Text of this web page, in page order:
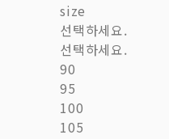
size
선택하세요.
선택하세요.
90
95
100
105